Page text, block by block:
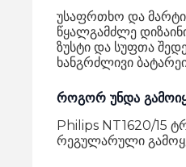
უსაფრთხო და
წყალგამძლე
ზუსტი და სუფთა
ხანგრძლივი
როგორ უნდა
Philips NT1620/15
რეგულარული